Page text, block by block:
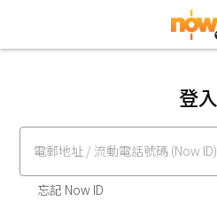
登入
電郵地址 / 流動電話號碼 (Now ID)
忘記 Now ID